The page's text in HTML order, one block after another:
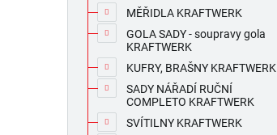
MĚŘIDLA KRAFTWERK
GOLA SADY - soupravy gola
KRAFTWERK
KUFRY, BRAŠNY KRAFTWERK
SADY NÁŘADÍ RUČNÍ
COMPLETO KRAFTWERK
SVÍTILNY KRAFTWERK